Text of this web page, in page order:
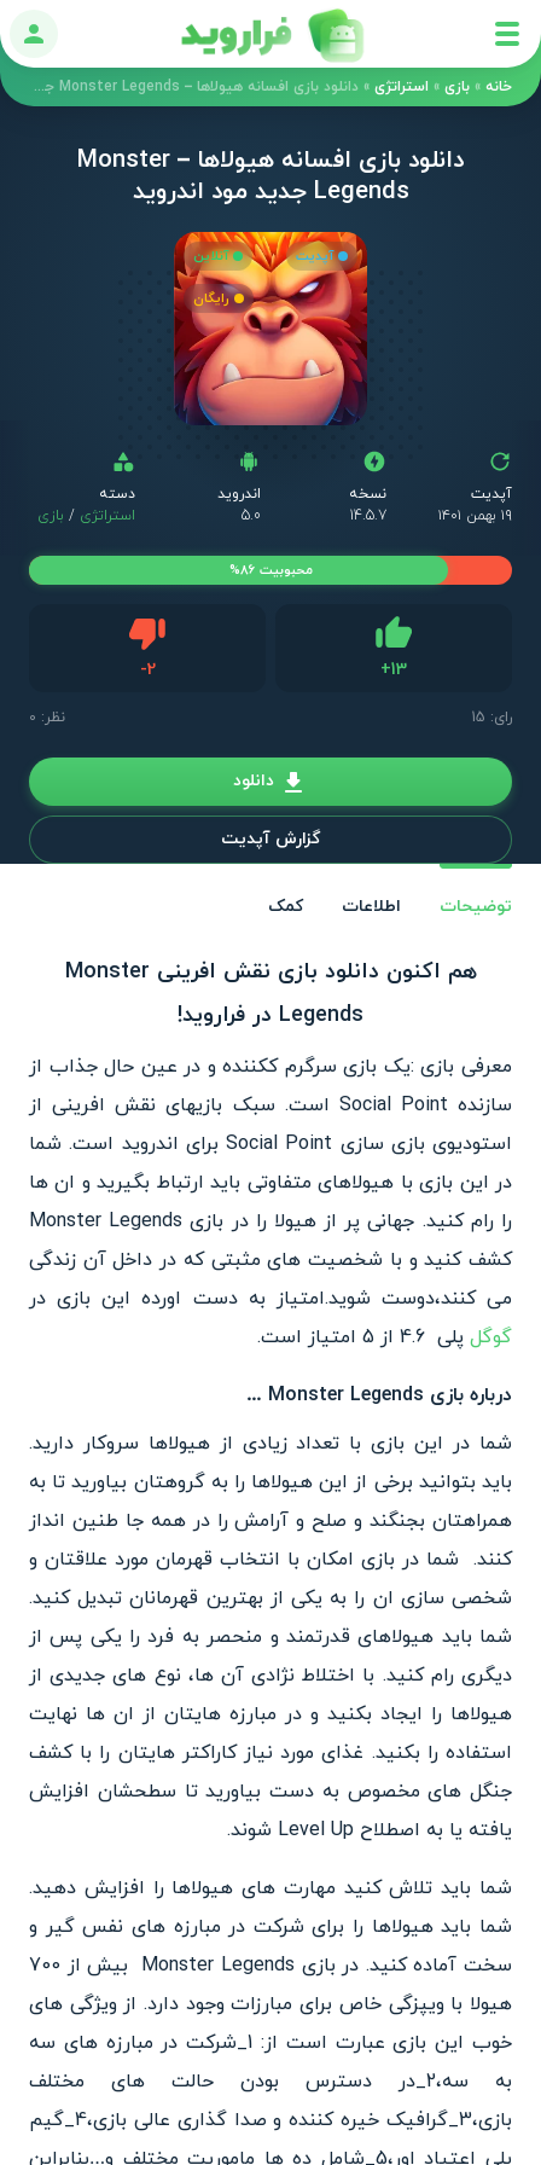
ورود
خانه » بازی » استراتژی » دانلود بازی افسانه هیولاها – Monster Legends جدید مود اندروید
دانلود بازی افسانه هیولاها – Monster
Legends جدید مود اندروید
آپدیت آنلاین
رایگان
آپدیت
۱۹ بهمن ۱۴۰۱
نسخه
14.5.7
اندروید
5.0
دسته
استراتژی / بازی
+13
-2دیس لایک
رای: 15 نظر: 0
محبوبیت 86%
دانلود
گزارش آپدیت
توضیحات اطلاعات کمک
هم اکنون دانلود بازی نقش افرینی Monster
Legends در فراروید!
معرفی بازی :یک بازی سرگرم ککننده و در عین حال جذاب از
سازنده Social Point است. سبک بازیهای نقش افرینی از
استودیوی بازی سازی Social Point برای اندروید است. شما
در این بازی با هیولاهای متفاوتی باید ارتباط بگیرید و ان ها
را رام کنید. جهانی پر از هیولا را در بازی Monster Legends
کشف کنید و با شخصیت های مثبتی که در داخل آن زندگی
می کنند،دوست شوید.امتیاز به دست اورده این بازی در
گوگل پلی 4.6 از 5 امتیاز است.
درباره بازی Monster Legends …
شما در این بازی با تعداد زیادی از هیولاها سروکار دارید.
باید بتوانید برخی از این هیولاها را به گروهتان بیاورید تا به
همراهتان بجنگند و صلح و آرامش را در همه جا طنین انداز
کنند. شما در بازی امکان با انتخاب قهرمان مورد علاقتان و
شخصی سازی ان را به یکی از بهترین قهرمانان تبدیل کنید.
شما باید هیولاهای قدرتمند و منحصر به فرد را یکی پس از
دیگری رام کنید. با اختلاط نژادی آن ها، نوع های جدیدی از
هیولاها را ایجاد بکنید و در مبارزه هایتان از ان ها نهایت
استفاده را بکنید. غذای مورد نیاز کاراکتر هایتان را با کشف
جنگل های مخصوص به دست بیاورید تا سطحشان افزایش
یافته یا به اصطلاح Level Up شوند.
شما باید تلاش کنید مهارت های هیولاها را افزایش دهید.
شما باید هیولاها را برای شرکت در مبارزه های نفس گیر و
سخت آماده کنید. در بازی Monster Legends بیش از 700
هیولا با ویپزگی خاص برای مبارزات وجود دارد. از ویژگی های
خوب این بازی عبارت است از: 1_شرکت در مبارزه های سه
به سه،2_در دسترس بودن حالت های مختلف
بازی،3_گرافیک خیره کننده و صدا گذاری عالی بازی،4_گیم
پلی اعتیاد اور،5_شامل ده ها ماموریت مختلف و…بنابراین